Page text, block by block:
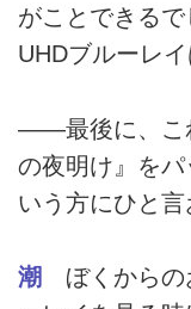
がことできる
UHDブルーレ
――最後に、こ
の夜明け』を
いう方にひと言
潮 ぼくからの